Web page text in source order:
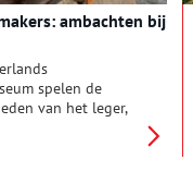
ambachten bij
spelen de
van het leger,
Waar zouden de